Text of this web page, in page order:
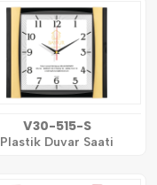
V30-515-S
Plastik Duvar Saati